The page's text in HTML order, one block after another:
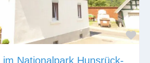
Nationalpark Hunsrück-